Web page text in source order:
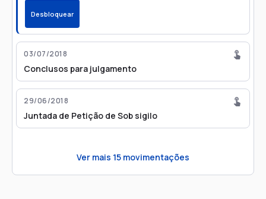
Desbloquear
03/07/2018
Conclusos para julgamento
29/06/2018
Juntada de Petição de Sob sigilo
Ver mais 15 movimentações